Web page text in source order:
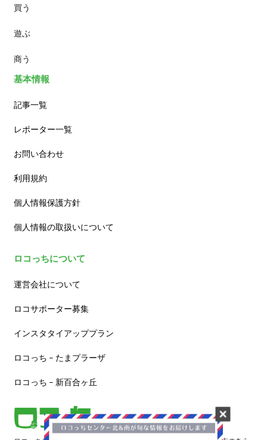
ランチ
カフェ
買う
遊ぶ
商う
基本情報
記事一覧
レポーター一覧
お問い合わせ
利用規約
個人情報保護方針
個人情報の取扱いについて
ロコっちについて
運営会社について
ロコサポーター募集
インスタタイアッププラン
ロコっち – たまプラーザ
ロコっち – 新百合ヶ丘